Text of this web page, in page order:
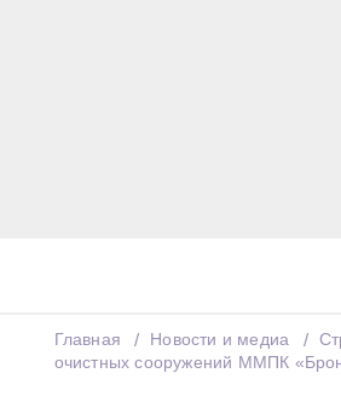
Главная Новости и медиа
очистных сооружений ММПК